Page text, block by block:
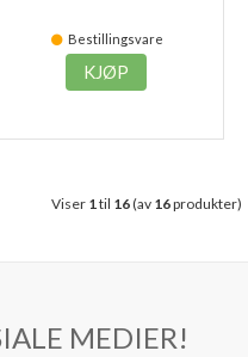
Bestillingsvare
KJØP
Viser 1til 16(av 16produkter)
MEDIER!